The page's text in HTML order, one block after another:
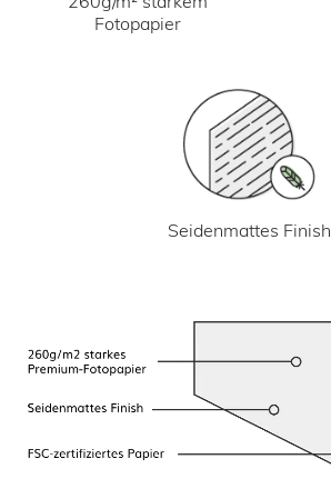
Fotopapier
Seidenmattes Finish